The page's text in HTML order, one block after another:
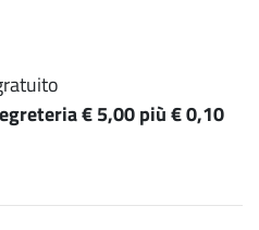
€ 5,00 più € 0,10